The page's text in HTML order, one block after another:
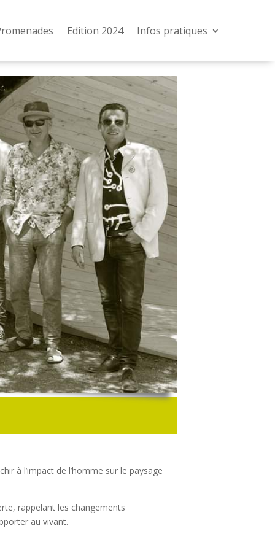
Edition 2024 Infos pratiques
à l’impact de l’homme sur le paysage
rappelant les changements
au vivant.